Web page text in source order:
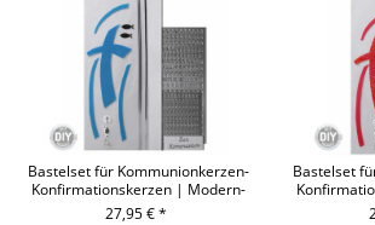
Bastelset für Kommunionkerzen-
Konfirmationskerzen | Modern-
Blau
27,95 € *
Bastelset